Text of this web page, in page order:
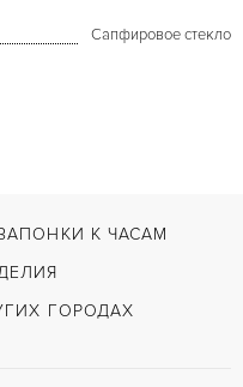
Сапфировое стекло
К ЧАСАМ
ГОРОДАХ